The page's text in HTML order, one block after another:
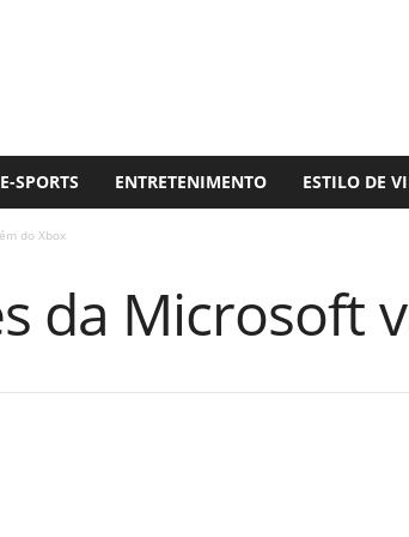
E-SPORTS ENTRETENIMENTO ESTILO DE
do Xbox
da Microsoft